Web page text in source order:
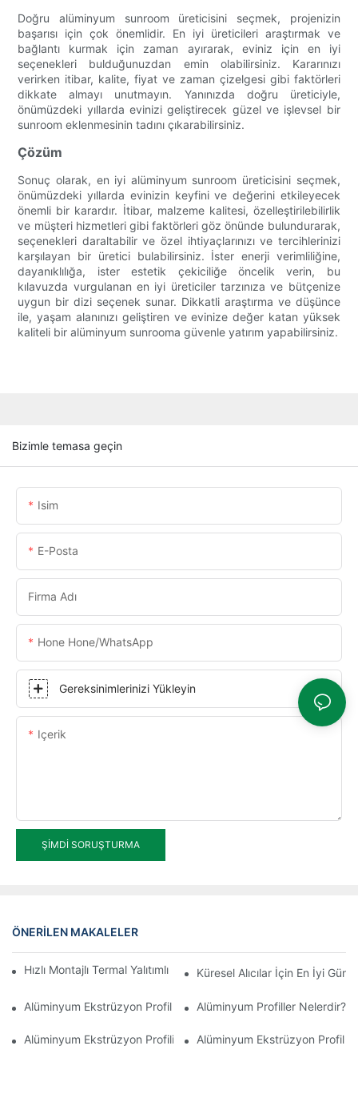
Doğru alüminyum sunroom üreticisini seçmek, projenizin
başarısı için çok önemlidir. En iyi üreticileri araştırmak ve
bağlantı kurmak için zaman ayırarak, eviniz için en iyi
seçenekleri bulduğunuzdan emin olabilirsiniz. Kararınızı
verirken itibar, kalite, fiyat ve zaman çizelgesi gibi faktörleri
dikkate almayı unutmayın. Yanınızda doğru üreticiyle,
önümüzdeki yıllarda evinizi geliştirecek güzel ve işlevsel bir
sunroom eklenmesinin tadını çıkarabilirsiniz.
Çözüm
Sonuç olarak, en iyi alüminyum sunroom üreticisini seçmek,
önümüzdeki yıllarda evinizin keyfini ve değerini etkileyecek
önemli bir karardır. İtibar, malzeme kalitesi, özelleştirilebilirlik
ve müşteri hizmetleri gibi faktörleri göz önünde bulundurarak,
seçenekleri daraltabilir ve özel ihtiyaçlarınızı ve tercihlerinizi
karşılayan bir üretici bulabilirsiniz. İster enerji verimliliğine,
dayanıklılığa, ister estetik çekiciliğe öncelik verin, bu
kılavuzda vurgulanan en iyi üreticiler tarzınıza ve bütçenize
uygun bir dizi seçenek sunar. Dikkatli araştırma ve düşünce
ile, yaşam alanınızı geliştiren ve evinize değer katan yüksek
kaliteli bir alüminyum sunrooma güvenle yatırım yapabilirsiniz.
Bizimle temasa geçin
Isim
E-Posta
Firma Adı
Hone Hone/WhatsApp
Gereksinimlerinizi Yükleyin
Içerik
ŞIMDI SORUŞTURMA
ÖNERILEN MAKALELER
Hızlı Montajlı Termal Yalıtımlı Alüminyum Profilli Kış Bahçesi
Küresel Alıcılar İçin En İyi
Alüminyum Ekstrüzyon Profil Üretim SüreciAlüminyum Profiller Nelerdir?
Alüminyum Ekstrüzyon Profili Nedir?Alüminyum Ekstrüzyon Profil